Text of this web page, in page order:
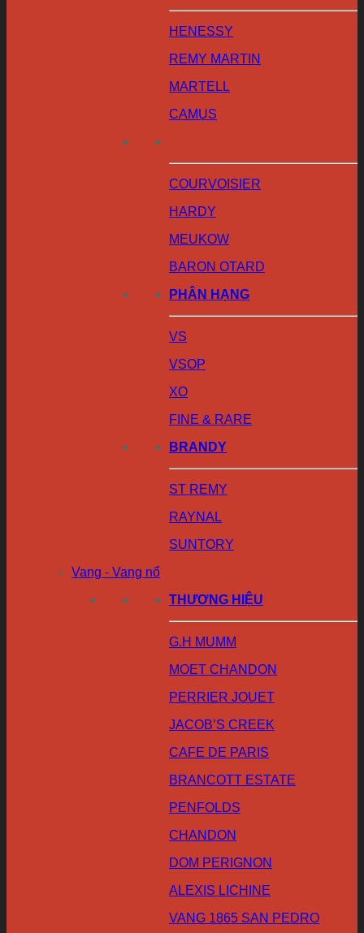
HENESSY
REMY MARTIN
MARTELL
CAMUS
COURVOISIER
HARDY
MEUKOW
BARON OTARD
PHÂN HẠNG
VS
VSOP
XO
FINE & RARE
BRANDY
ST REMY
RAYNAL
SUNTORY
Vang - Vang nổ
THƯƠNG HIỆU
G.H MUMM
MOET CHANDON
PERRIER JOUET
JACOB’S CREEK
CAFE DE PARIS
BRANCOTT ESTATE
PENFOLDS
CHANDON
DOM PERIGNON
ALEXIS LICHINE
VANG 1865 SAN PEDRO